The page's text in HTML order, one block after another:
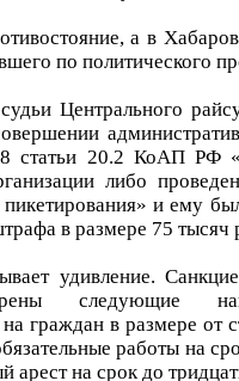
а в
по политического
Центрального
8 статьи 20.2 КоАП РФ
либо
и ему
в размере 75 тысяч
удивление.
следующие
граждан в размере от
работы на
арест на срок до